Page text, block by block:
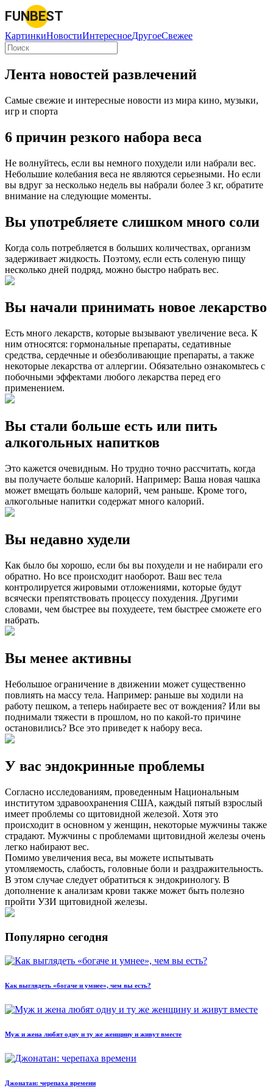
FUNBEST
КартинкиНовостиИнтересноеДругоеСвежее
Лента новостей развлечений
Самые свежие и интересные новости из мира кино, музыки,
игр и спорта
6 причин резкого набора веса
Не волнуйтесь, если вы немного похудели или набрали вес.
Небольшие колебания веса не являются серьезными. Но если
вы вдруг за несколько недель вы набрали более 3 кг, обратите
внимание на следующие моменты.
Вы употребляете слишком много соли
Когда соль потребляется в больших количествах, организм
задерживает жидкость. Поэтому, если есть соленую пищу
несколько дней подряд, можно быстро набрать вес.
Вы начали принимать новое лекарство
Есть много лекарств, которые вызывают увеличение веса. К
ним относятся: гормональные препараты, седативные
средства, сердечные и обезболивающие препараты, а также
некоторые лекарства от аллергии. Обязательно ознакомьтесь с
побочными эффектами любого лекарства перед его
применением.
Вы стали больше есть или пить
алкогольных напитков
Это кажется очевидным. Но трудно точно рассчитать, когда
вы получаете больше калорий. Например: Ваша новая чашка
может вмещать больше калорий, чем раньше. Кроме того,
алкогольные напитки содержат много калорий.
Вы недавно худели
Как было бы хорошо, если бы вы похудели и не набирали его
обратно. Но все происходит наоборот. Ваш вес тела
контролируется жировыми отложениями, которые будут
всячески препятствовать процессу похудения. Другими
словами, чем быстрее вы похудеете, тем быстрее сможете его
набрать.
Вы менее активны
Небольшое ограничение в движении может существенно
повлиять на массу тела. Например: раньше вы ходили на
работу пешком, а теперь набираете вес от вождения? Или вы
поднимали тяжести в прошлом, но по какой-то причине
остановились? Все это приведет к набору веса.
У вас эндокринные проблемы
Согласно исследованиям, проведенным Национальным
институтом здравоохранения США, каждый пятый взрослый
имеет проблемы со щитовидной железой. Хотя это
происходит в основном у женщин, некоторые мужчины также
страдают. Мужчины с проблемами щитовидной железы очень
легко набирают вес.
Помимо увеличения веса, вы можете испытывать
утомляемость, слабость, головные боли и раздражительность.
В этом случае следует обратиться к эндокринологу. В
дополнение к анализам крови также может быть полезно
пройти УЗИ щитовидной железы.
Популярно сегодня
Как выглядеть «богаче и умнее», чем вы есть?
Муж и жена любят одну и ту же женщину и живут вместе
Джонатан: черепаха времени